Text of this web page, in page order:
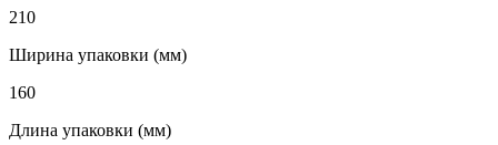
210
Ширина упаковки (мм)
160
Длина упаковки (мм)